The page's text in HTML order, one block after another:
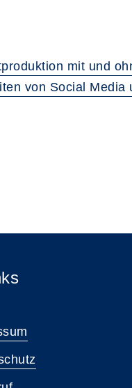
mit und
von Social Media